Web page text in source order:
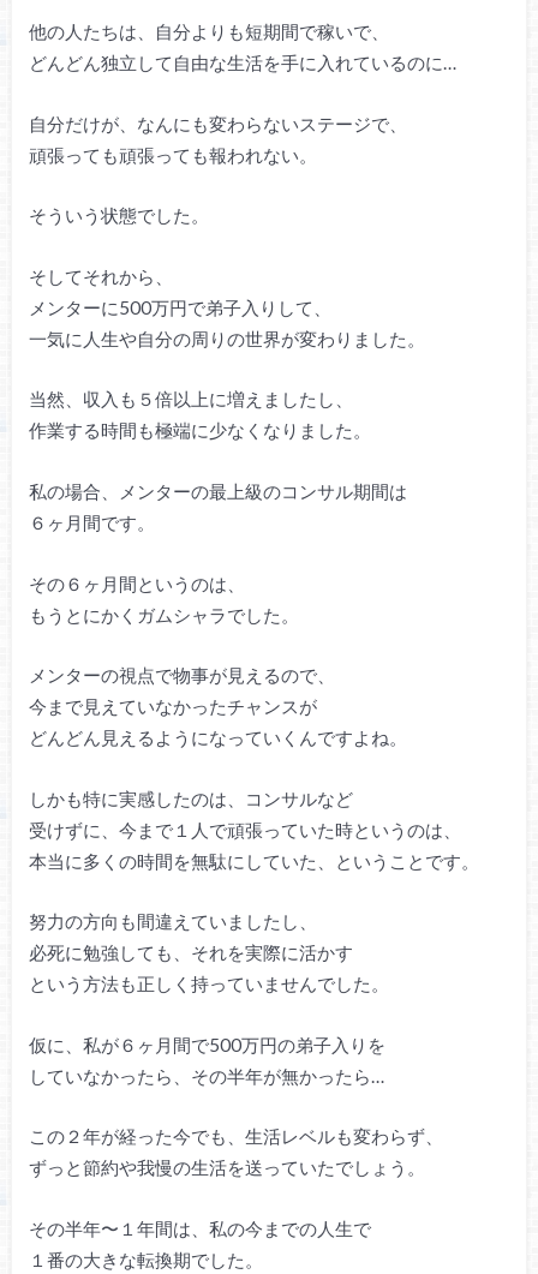
他の人たちは、自分よりも短期間で稼いで、
どんどん独立して自由な生活を手に入れているのに…
自分だけが、なんにも変わらないステージで、
頑張っても頑張っても報われない。
そういう状態でした。
そしてそれから、
メンターに500万円で弟子入りして、
一気に人生や自分の周りの世界が変わりました。
当然、収入も５倍以上に増えましたし、
作業する時間も極端に少なくなりました。
私の場合、メンターの最上級のコンサル期間は
６ヶ月間です。
その６ヶ月間というのは、
もうとにかくガムシャラでした。
メンターの視点で物事が見えるので、
今まで見えていなかったチャンスが
どんどん見えるようになっていくんですよね。
しかも特に実感したのは、コンサルなど
受けずに、今まで１人で頑張っていた時というのは、
本当に多くの時間を無駄にしていた、ということです。
努力の方向も間違えていましたし、
必死に勉強しても、それを実際に活かす
という方法も正しく持っていませんでした。
仮に、私が６ヶ月間で500万円の弟子入りを
していなかったら、その半年が無かったら…
この２年が経った今でも、生活レベルも変わらず、
ずっと節約や我慢の生活を送っていたでしょう。
その半年〜１年間は、私の今までの人生で
１番の大きな転換期でした。